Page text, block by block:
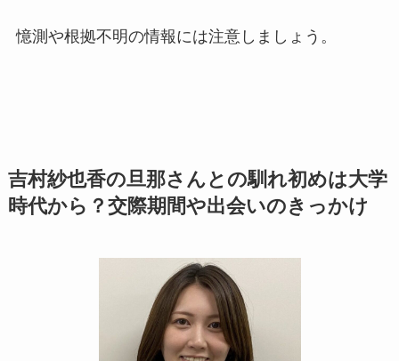
憶測や根拠不明の情報には注意しましょう。
吉村紗也香の旦那さんとの馴れ初めは大学
時代から？交際期間や出会いのきっかけ